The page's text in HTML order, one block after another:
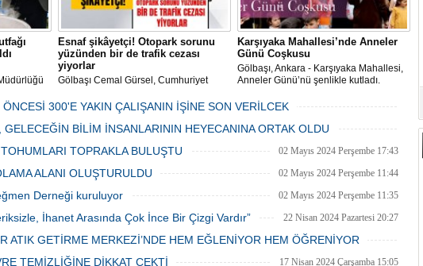
devam
Esnaf şikâyetçi! Otopark sorunu
yüzünden bir de trafik cezası
yiyorlar
Gölbaşı Cemal Gürsel, Cumhuriyet
bulunan esnaf ve alışverişe gelen
vatandaşlar park cezaları yüzünden
canından bezdi.
Karşıyaka Mahallesi’nde Anneler
Günü Coşkusu
Gölbaşı, Ankara - Karşıyaka Mahallesi,
Anneler Günü’nü şenlikle kutladı.
öncülüğünde düzenlenen 1. Karşıyaka
ÖNCESİ 300'E YAKIN ÇALIŞANIN İŞİNE SON VERİLCEK
06 Mayıs 2024 Pazartesi 15:47
GELECEĞİN BİLİM İNSANLARININ HEYECANINA ORTAK OLDU
06 Mayıs 2024 Pazartesi 15:31
TOHUMLARI TOPRAKLA BULUŞTU 02 Mayıs 2024 Perşembe 17:43
ALANI OLUŞTURULDU 02 Mayıs 2024 Perşembe 11:44
Derneği kuruluyor 02 Mayıs 2024 Perşembe 11:35
İhanet Arasında Çok İnce Bir Çizgi Vardır” 22 Nisan 2024 Pazartesi 20:27
ATIK GETİRME MERKEZİ’NDE HEM EĞLENİYOR HEM ÖĞRENİYOR
20 Nisan 2024 Cumartesi 15:26
TEMİZLİĞİNE DİKKAT ÇEKTİ 17 Nisan 2024 Çarşamba 15:05